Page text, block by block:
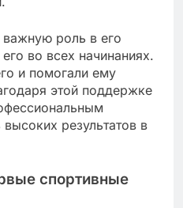
роль в его
во всех начинаниях.
и помогали ему
этой поддержке
результатов в
спортивные